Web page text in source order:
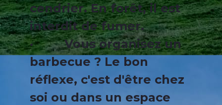
cendrier. En forêt, il est
interdit de fumer.
· Vous organisez un
barbecue ? Le bon
réflexe, c'est d'être chez
soi ou dans un espace